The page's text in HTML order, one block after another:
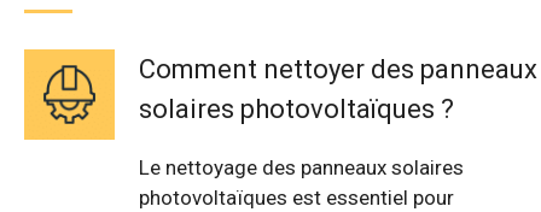
Comment nettoyer des panneaux
solaires photovoltaïques ?
Le nettoyage des panneaux solaires
photovoltaïques est essentiel pour